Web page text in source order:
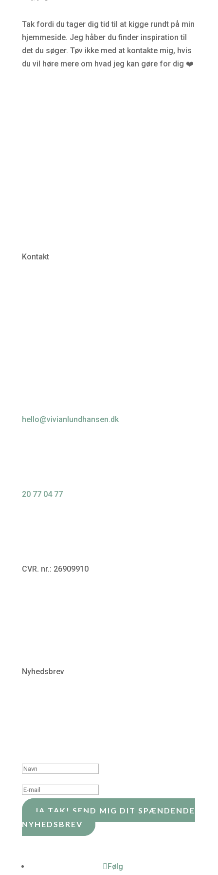
Tak fordi du tager dig tid til at kigge rundt på min
hjemmeside. Jeg håber du finder inspiration til
det du søger. Tøv ikke med at kontakte mig, hvis
du vil høre mere om hvad jeg kan gøre for dig ❤️
Kontakt
hello@vivianlundhansen.dk
20 77 04 77
CVR. nr.: 26909910
Nyhedsbrev
JA TAK! SEND MIG DIT SPÆNDENDE
NYHEDSBREV
Følg